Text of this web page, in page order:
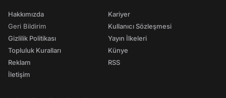
Hakkımızda
Geri Bildirim
Gizlilik Politikası
Topluluk Kuralları
Reklam
İletişim
Kariyer
Kullanıcı Sözleşmesi
Yayın İlkeleri
Künye
RSS